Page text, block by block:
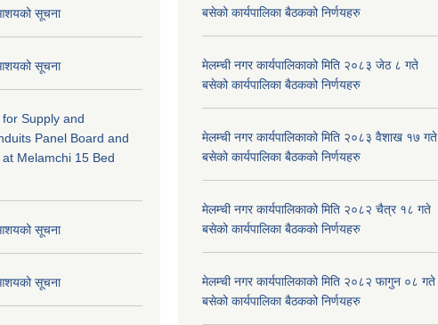
सूचना
सूचना
Supply and
Panel Board and
Melamchi 15 Bed
सूचना
सूचना
बसेको कार्यपालिका बैठकको निर्णयहरु
मेलम्ची नगर कार्यपालिकाको मिति २०८३ जेठ ८ गते
बसेको कार्यपालिका बैठकको निर्णयहरु
मेलम्ची नगर कार्यपालिकाको मिति २०८३ वैशाख १७ गते
बसेको कार्यपालिका बैठकको निर्णयहरु
मेलम्ची नगर कार्यपालिकाको मिति २०८२ चैत्र १८ गते
बसेको कार्यपालिका बैठकको निर्णयहरु
मेलम्ची नगर कार्यपालिकाको मिति २०८२ फागुन ०८ गते
बसेको कार्यपालिका बैठकको निर्णयहरु